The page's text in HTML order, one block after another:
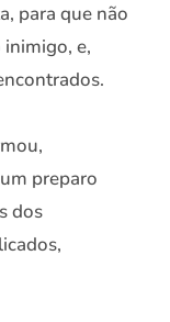
para que não
e,
preparo
dos